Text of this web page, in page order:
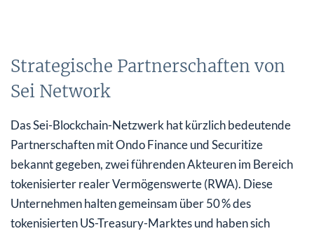
Strategische Partnerschaften von
Sei Network
Das Sei-Blockchain-Netzwerk hat kürzlich bedeutende
Partnerschaften mit Ondo Finance und Securitize
bekannt gegeben, zwei führenden Akteuren im Bereich
tokenisierter realer Vermögenswerte (RWA). Diese
Unternehmen halten gemeinsam über 50 % des
tokenisierten US-Treasury-Marktes und haben sich